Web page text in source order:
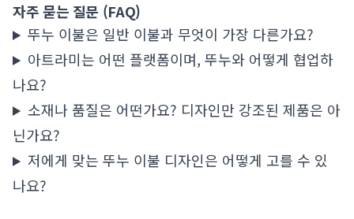
자주 묻는 질문 (FAQ)
뚜누 이불은 일반 이불과 무엇이 가장 다른가요?
아트라미는 어떤 플랫폼이며, 뚜누와 어떻게 협업하
나요?
소재나 품질은 어떤가요? 디자인만 강조된 제품은 아
닌가요?
저에게 맞는 뚜누 이불 디자인은 어떻게 고를 수 있
나요?